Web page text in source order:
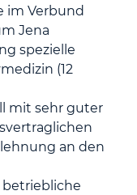
im Verbund
Jena
spezielle
(12
mit sehr guter
an den